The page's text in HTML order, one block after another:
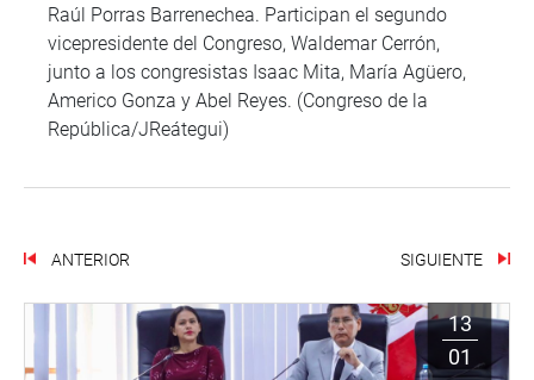
Raúl Porras Barrenechea. Participan el segundo
vicepresidente del Congreso, Waldemar Cerrón,
junto a los congresistas Isaac Mita, María Agüero,
Americo Gonza y Abel Reyes. (Congreso de la
República/JReátegui)
ANTERIOR SIGUIENTE
13
01